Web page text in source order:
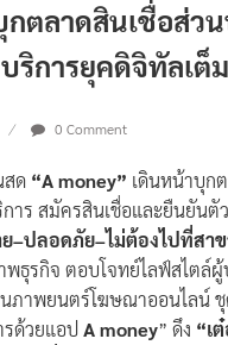
กตลาดสินเชื่อส่ว
ริการยุคดิจิทัลเต็
0 Comment
สด“A money” เดินหน้าบุก
าร สมัครสินเชื่อและยืนยัน
–ปลอดภัย–ไม่ต้องไปที่สา
พธุรกิจ ตอบโจทย์ไลฟ์สไตล์
ภาพยนตร์โฆษณาออนไลน์ ชุ
รด้วยแอปA money” ดึง “เ